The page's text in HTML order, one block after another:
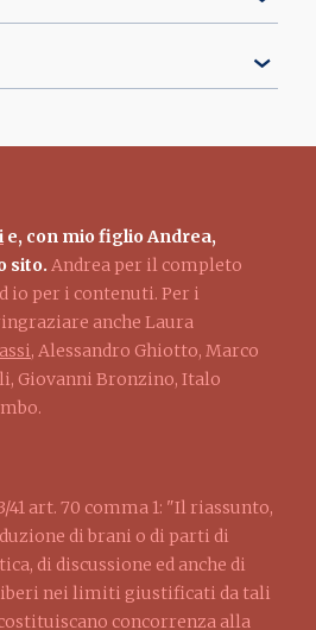
e, con mio figlio Andrea,
sito. Andrea per il completo
io per i contenuti. Per i
anche Laura
, Alessandro Ghiotto, Marco
Giovanni Bronzino, Italo
41 art. 70 comma 1: "Il riassunto,
di brani o di parti di
di discussione ed anche di
nei limiti giustificati da tali
concorrenza alla